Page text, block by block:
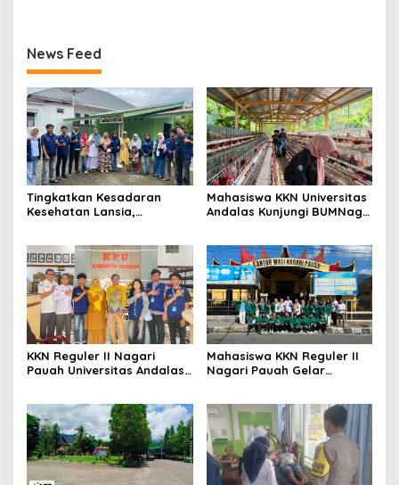
News Feed
Tingkatkan Kesadaran
Kesehatan Lansia,
Edukasi Bahaya Hipertensi
di Nagari Pauah
Mahasiswa KKN Universitas
Andalas Kunjungi BUMNag
Mewujudkan Ketahanan
Pangan Berkelanjutan
KKN Reguler II Nagari
Pauah Universitas Andalas
Persiapan Sosialisasi
Pendidikan Pemilih di SMA
Negeri 1 Lubuk Sikaping
Mahasiswa KKN Reguler II
Nagari Pauah Gelar
Sampah